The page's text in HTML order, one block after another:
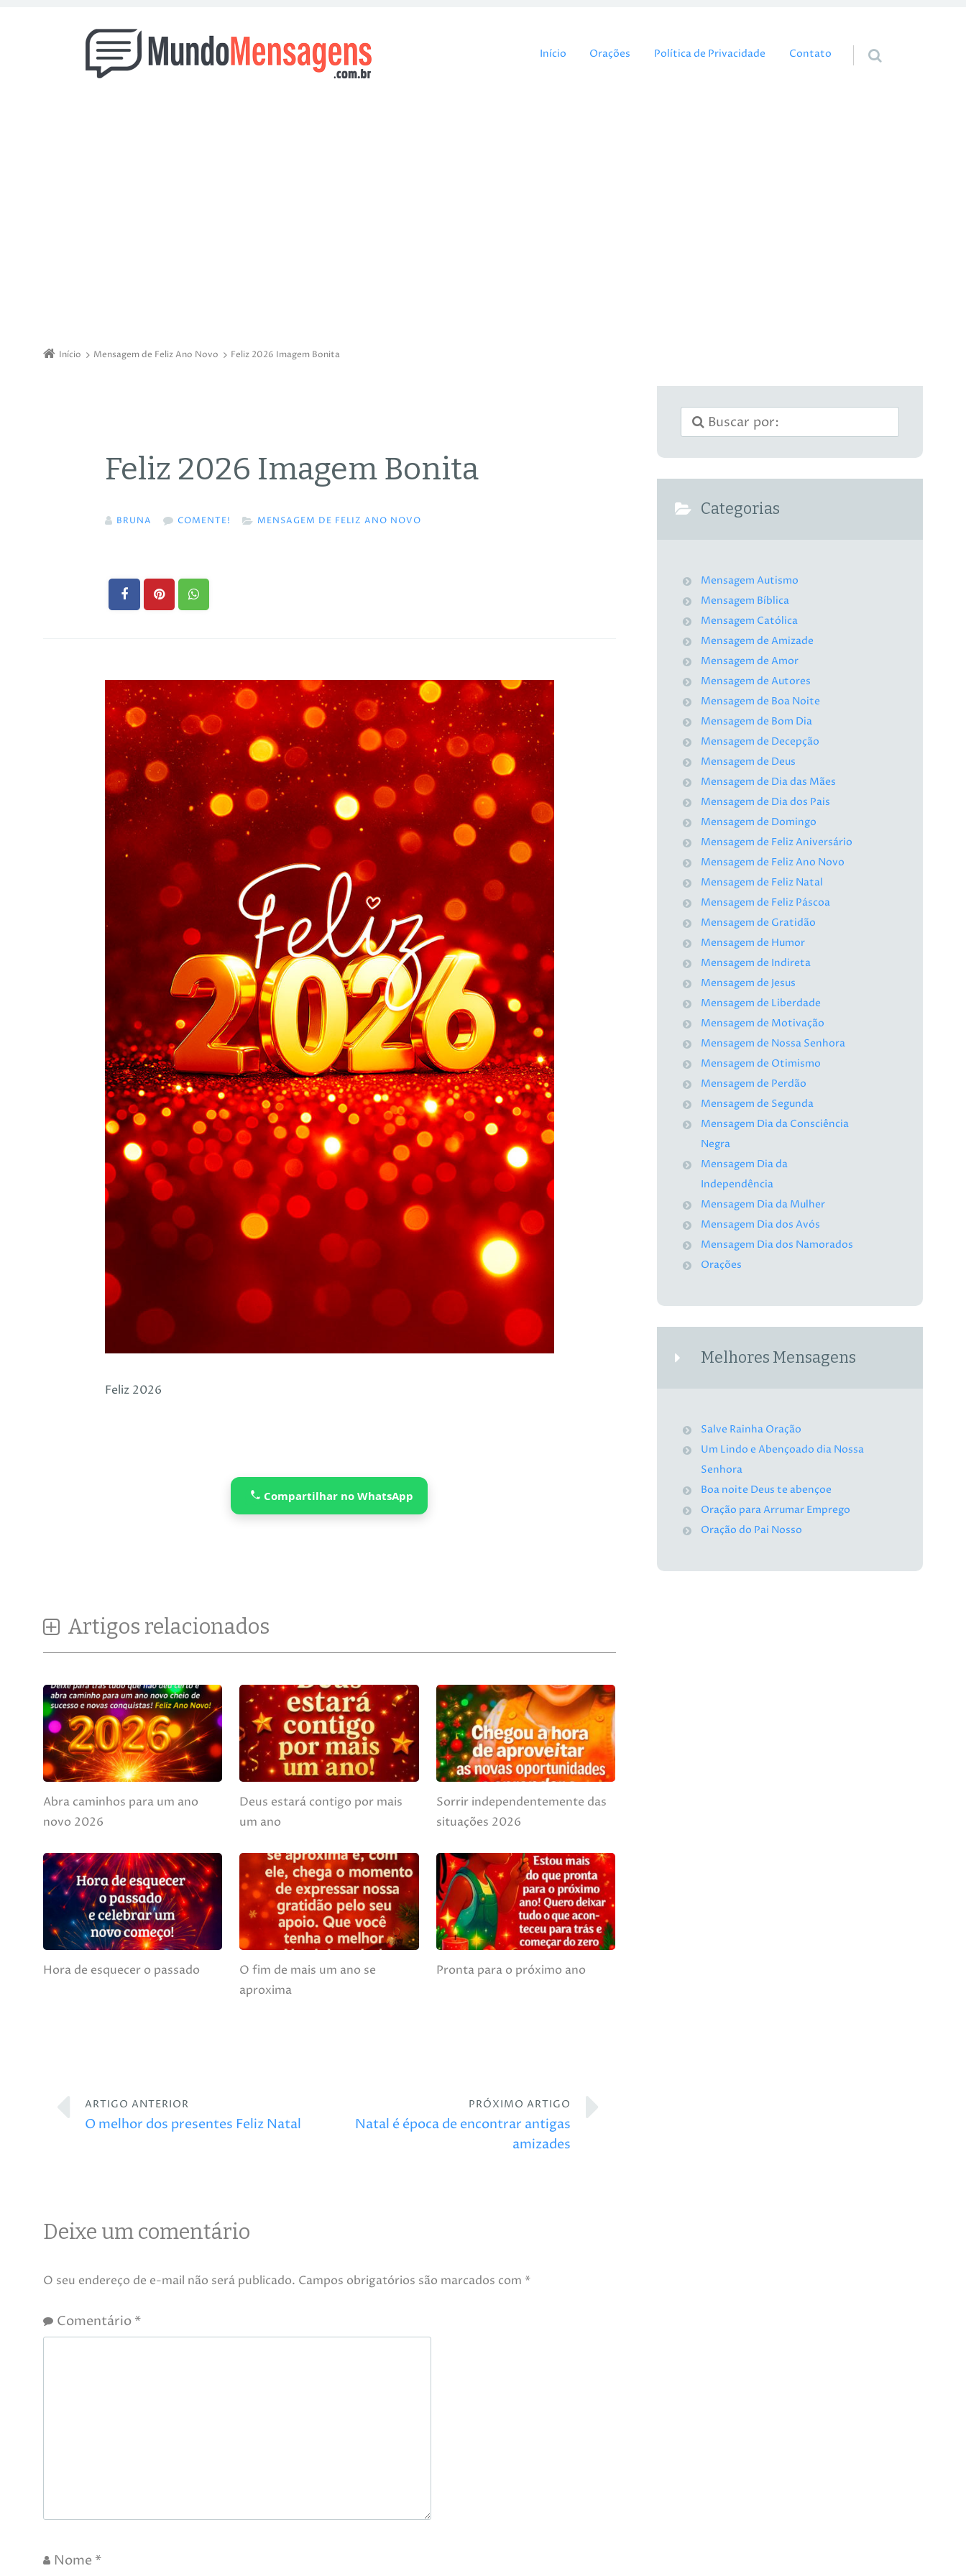
Pular para o conteúdo
Início Orações Política de Privacidade Contato
Início Mensagem de Feliz Ano Novo Feliz 2026 Imagem Bonita
Feliz 2026 Imagem Bonita
BRUNA COMENTE! MENSAGEM DE FELIZ ANO NOVO
Feliz 2026
Compartilhar no WhatsApp
Artigos relacionados
Abra caminhos para um ano
novo 2026
Deus estará contigo por mais
um ano
Sorrir independentemente das
situações 2026
Hora de esquecer o passado
O fim de mais um ano se
aproxima
Pronta para o próximo ano
ARTIGO ANTERIOR
O melhor dos presentes Feliz Natal
PRÓXIMO ARTIGO
Natal é época de encontrar antigas
amizades
Deixe um comentário
O seu endereço de e-mail não será publicado. Campos obrigatórios são marcados com *
Comentário *
Nome *
Categorias
Mensagem Autismo
Mensagem Bíblica
Mensagem Católica
Mensagem de Amizade
Mensagem de Amor
Mensagem de Autores
Mensagem de Boa Noite
Mensagem de Bom Dia
Mensagem de Decepção
Mensagem de Deus
Mensagem de Dia das Mães
Mensagem de Dia dos Pais
Mensagem de Domingo
Mensagem de Feliz Aniversário
Mensagem de Feliz Ano Novo
Mensagem de Feliz Natal
Mensagem de Feliz Páscoa
Mensagem de Gratidão
Mensagem de Humor
Mensagem de Indireta
Mensagem de Jesus
Mensagem de Liberdade
Mensagem de Motivação
Mensagem de Nossa Senhora
Mensagem de Otimismo
Mensagem de Perdão
Mensagem de Segunda
Mensagem Dia da Consciência
Negra
Mensagem Dia da
Independência
Mensagem Dia da Mulher
Mensagem Dia dos Avós
Mensagem Dia dos Namorados
Orações
Melhores Mensagens
Salve Rainha Oração
Um Lindo e Abençoado dia Nossa
Senhora
Boa noite Deus te abençoe
Oração para Arrumar Emprego
Oração do Pai Nosso